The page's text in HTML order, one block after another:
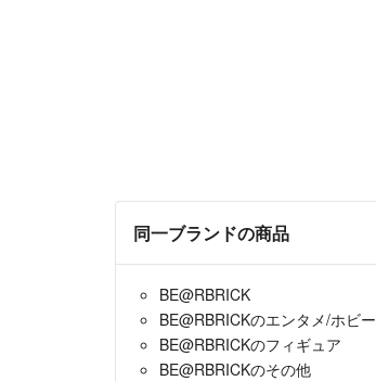
同一ブランドの商品
BE@RBRICK
BE@RBRICKのエンタメ/ホビー
BE@RBRICKのフィギュア
BE@RBRICKのその他